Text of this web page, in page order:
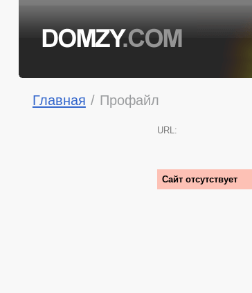
Главная / Профайл
URL:
Сайт отсутствует